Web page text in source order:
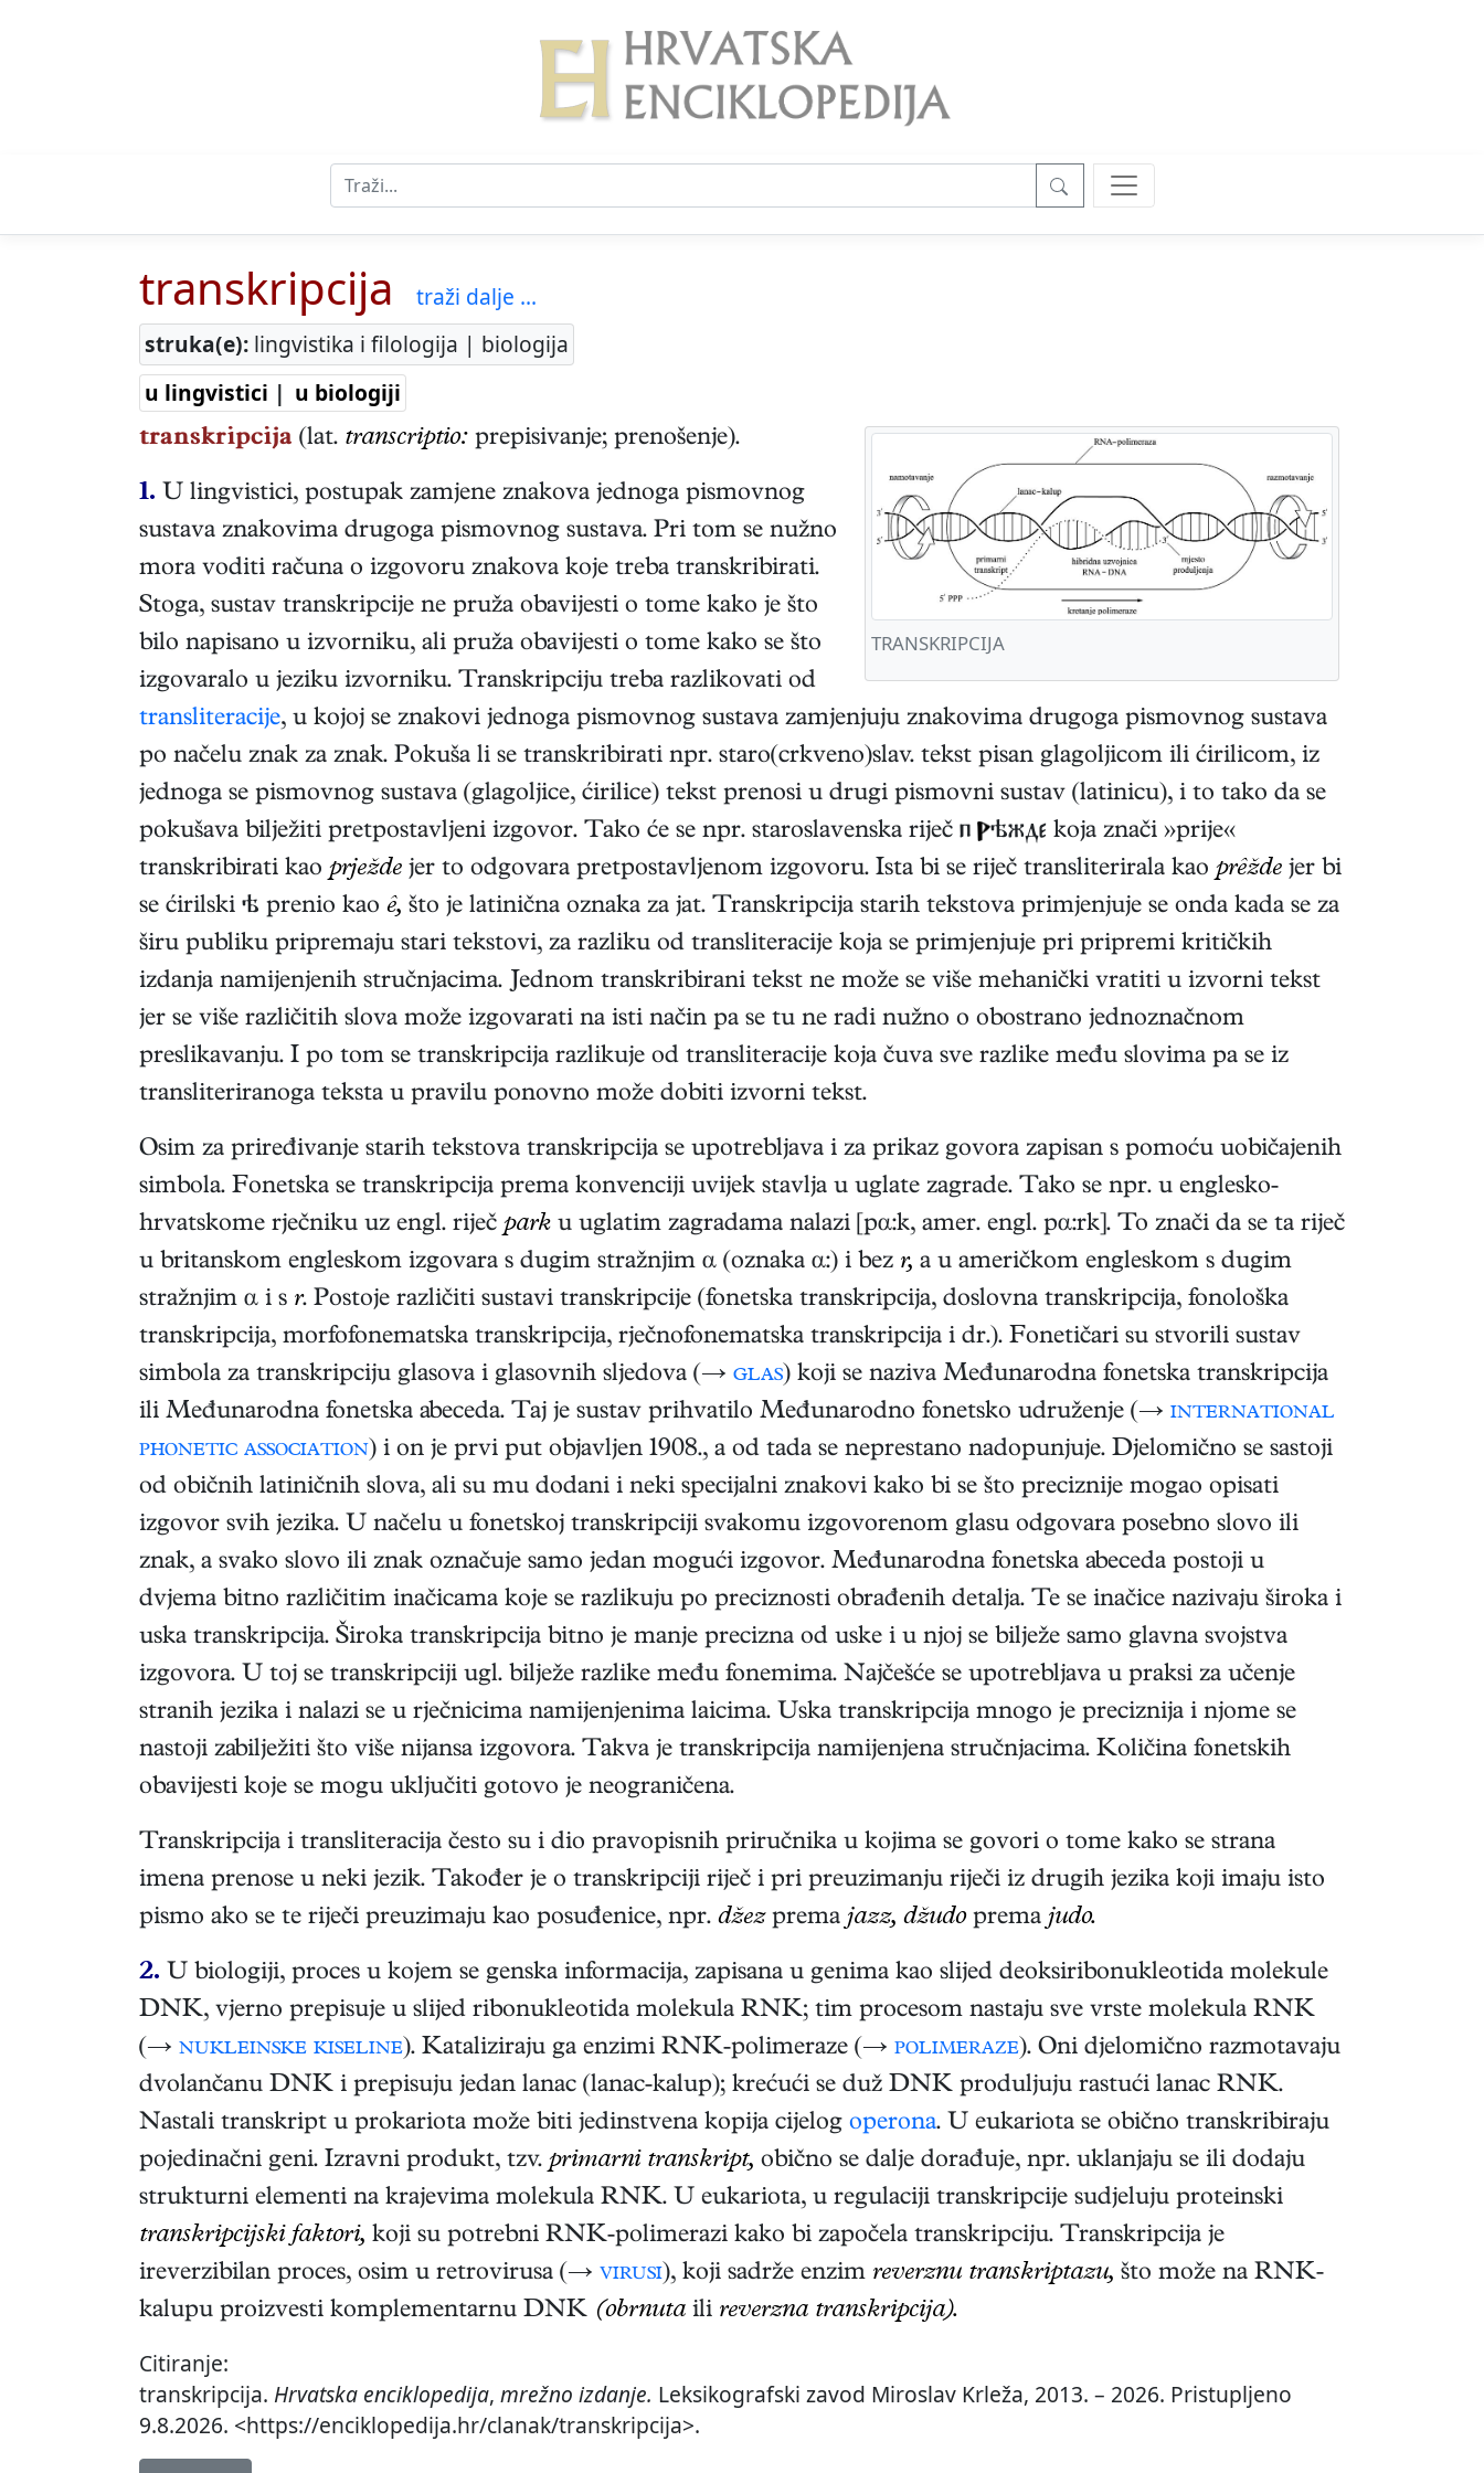
transkripcija
traži dalje ...
struka(e): lingvistika i filologija | biologija
u lingvistici | u biologiji
TRANSKRIPCIJA
transkripcija (lat. transcriptio: prepisivanje; prenošenje).
1. U lingvistici, postupak zamjene znakova jednoga pismovnog
sustava znakovima drugoga pismovnog sustava. Pri tom se nužno
mora voditi računa o izgovoru znakova koje treba transkribirati.
Stoga, sustav transkripcije ne pruža obavijesti o tome kako je što
bilo napisano u izvorniku, ali pruža obavijesti o tome kako se što
izgovaralo u jeziku izvorniku. Transkripciju treba razlikovati od
transliteracije, u kojoj se znakovi jednoga pismovnog sustava zamjenjuju znakovima drugoga pismovnog sustava
po načelu znak za znak. Pokuša li se transkribirati npr. staro(crkveno)slav. tekst pisan glagoljicom ili ćirilicom, iz
jednoga se pismovnog sustava (glagoljice, ćirilice) tekst prenosi u drugi pismovni sustav (latinicu), i to tako da se
pokušava bilježiti pretpostavljeni izgovor. Tako će se npr. staroslavenska riječ 
 koja znači »prije«
transkribirati kao prježde jer to odgovara pretpostavljenom izgovoru. Ista bi se riječ transliterirala kao prêžde jer bi
se ćirilski  prenio kao ê, što je latinična oznaka za jat. Transkripcija starih tekstova primjenjuje se onda kada se za
širu publiku pripremaju stari tekstovi, za razliku od transliteracije koja se primjenjuje pri pripremi kritičkih
izdanja namijenjenih stručnjacima. Jednom transkribirani tekst ne može se više mehanički vratiti u izvorni tekst
jer se više različitih slova može izgovarati na isti način pa se tu ne radi nužno o obostrano jednoznačnom
preslikavanju. I po tom se transkripcija razlikuje od transliteracije koja čuva sve razlike među slovima pa se iz
transliteriranoga teksta u pravilu ponovno može dobiti izvorni tekst.
Osim za priređivanje starih tekstova transkripcija se upotrebljava i za prikaz govora zapisan s pomoću uobičajenih
simbola. Fonetska se transkripcija prema konvenciji uvijek stavlja u uglate zagrade. Tako se npr. u englesko-
hrvatskome rječniku uz engl. riječ park u uglatim zagradama nalazi [pα:k, amer. engl. pα:rk]. To znači da se ta riječ
u britanskom engleskom izgovara s dugim stražnjim α (oznaka α:) i bez r, a u američkom engleskom s dugim
stražnjim α i s r. Postoje različiti sustavi transkripcije (fonetska transkripcija, doslovna transkripcija, fonološka
transkripcija, morfofonematska transkripcija, rječnofonematska transkripcija i dr.). Fonetičari su stvorili sustav
simbola za transkripciju glasova i glasovnih sljedova (→ glas) koji se naziva Međunarodna fonetska transkripcija
ili Međunarodna fonetska abeceda. Taj je sustav prihvatilo Međunarodno fonetsko udruženje (→ international
phonetic association) i on je prvi put objavljen 1908., a od tada se neprestano nadopunjuje. Djelomično se sastoji
od običnih latiničnih slova, ali su mu dodani i neki specijalni znakovi kako bi se što preciznije mogao opisati
izgovor svih jezika. U načelu u fonetskoj transkripciji svakomu izgovorenom glasu odgovara posebno slovo ili
znak, a svako slovo ili znak označuje samo jedan mogući izgovor. Međunarodna fonetska abeceda postoji u
dvjema bitno različitim inačicama koje se razlikuju po preciznosti obrađenih detalja. Te se inačice nazivaju široka i
uska transkripcija. Široka transkripcija bitno je manje precizna od uske i u njoj se bilježe samo glavna svojstva
izgovora. U toj se transkripciji ugl. bilježe razlike među fonemima. Najčešće se upotrebljava u praksi za učenje
stranih jezika i nalazi se u rječnicima namijenjenima laicima. Uska transkripcija mnogo je preciznija i njome se
nastoji zabilježiti što više nijansa izgovora. Takva je transkripcija namijenjena stručnjacima. Količina fonetskih
obavijesti koje se mogu uključiti gotovo je neograničena.
Transkripcija i transliteracija često su i dio pravopisnih priručnika u kojima se govori o tome kako se strana
imena prenose u neki jezik. Također je o transkripciji riječ i pri preuzimanju riječi iz drugih jezika koji imaju isto
pismo ako se te riječi preuzimaju kao posuđenice, npr. džezprema jazz, džudoprema judo.
2. U biologiji, proces u kojem se genska informacija, zapisana u genima kao slijed deoksiribonukleotida molekule
DNK, vjerno prepisuje u slijed ribonukleotida molekula RNK; tim procesom nastaju sve vrste molekula RNK
(→ nukleinske kiseline). Kataliziraju ga enzimi RNK-polimeraze (→ polimeraze). Oni djelomično razmotavaju
dvolančanu DNK i prepisuju jedan lanac (lanac-kalup); krećući se duž DNK produljuju rastući lanac RNK.
Nastali transkript u prokariota može biti jedinstvena kopija cijelog operona. U eukariota se obično transkribiraju
pojedinačni geni. Izravni produkt, tzv. primarni transkript, obično se dalje dorađuje, npr. uklanjaju se ili dodaju
strukturni elementi na krajevima molekula RNK. U eukariota, u regulaciji transkripcije sudjeluju proteinski
transkripcijski faktori, koji su potrebni RNK-polimerazi kako bi započela transkripciju. Transkripcija je
ireverzibilan proces, osim u retrovirusa (→ virusi), koji sadrže enzim reverznu transkriptazu, što može na RNK-
kalupu proizvesti komplementarnu DNK (obrnuta ili reverzna transkripcija).
Citiranje:
transkripcija. Hrvatska enciklopedija, mrežno izdanje. Leksikografski zavod Miroslav Krleža, 2013. – 2026. Pristupljeno
9.8.2026. <https://enciklopedija.hr/clanak/transkripcija>.